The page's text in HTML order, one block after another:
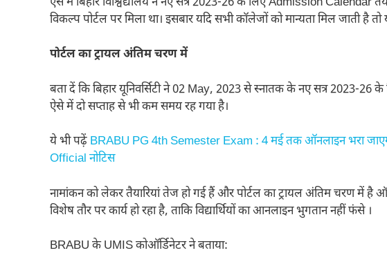
विकल्प पोर्टल पर मिला था। इसबार यदि सभी कॉलेजों को मान्यता मिल जाती है
पोर्टल का ट्रायल अंतिम चरण में
बता दें कि बिहार यूनिवर्सिटी ने 02 May, 2023 से स्नातक के नए सत्र 2023-26
ऐसे में दो सप्ताह से भी कम समय रह गया है।
ये भी पढ़ें BRABU PG 4th Semester Exam : 4 मई तक ऑनलाइन भरा जाएगा
Official नोटिस
नामांकन को लेकर तैयारियां तेज हो गई हैं और पोर्टल का ट्रायल अंतिम चरण में
विशेष तौर पर कार्य हो रहा है, ताकि विद्यार्थियों का आनलाइन भुगतान नहीं फंसे ।
BRABU के UMIS कोऑर्डिनेटर ने बताया: